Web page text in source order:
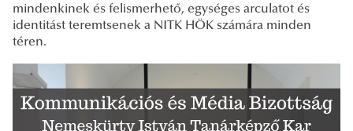
mindenkinek és felismerhető, egységes arculatot és
identitást teremtsenek a NITK HÖK számára minden
téren.